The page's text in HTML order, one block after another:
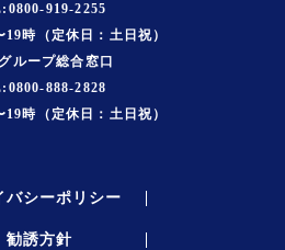
919-2255
時（定休日：土日祝）
ループ総合窓口
888-2828
時（定休日：土日祝）
バシーポリシー
勧誘方針